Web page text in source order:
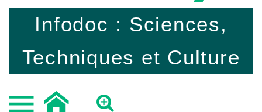
Infodoc : Sciences,
Techniques et Culture